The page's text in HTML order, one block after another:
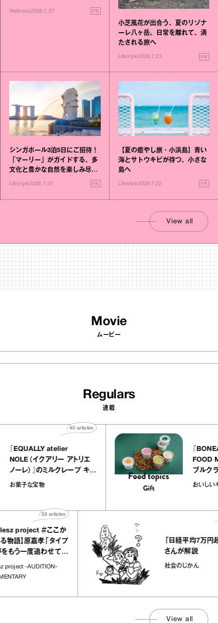
いこと毎日》シリーズが誕生
Wellness2026.7.27 PR
小芝風花が出合う、夏のリゾナ
ーレ八ヶ岳。日常を離れて、満
たされる旅へ
Lifestyle2026.7.23 PR
シンガポール3泊5日にご招待！
「マーリー」がガイドする、多
文化と豊かな自然を楽しみ尽く
Lifestyle2026.7.22 PR
【夏の癒やし旅・小浜島】青い
海とサトウキビが待つ、小さな
島へ
Lifestyle2026.7.22 PR
View all
Movie
ムービー
Regulars
連載
『EQUALLY atelier
NOLE（イクアリー アトリエ
ノーレ）』のミルクレープ キャ
ラメルバニーユほか｜chico
お菓子な宝物
40articles
『
ブ
｜
お
＃ここか
原嘉孝「タイプ
一度追わせてく
-AUDITION-
articles
「日経平均7万円超え」
さんが解説
社会のじかん
View all